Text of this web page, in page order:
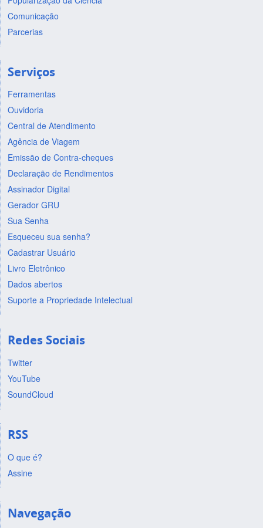
Comunicação
Parcerias
Serviços
Ferramentas
Ouvidoria
Central de Atendimento
Agência de Viagem
Emissão de Contra-cheques
Declaração de Rendimentos
Assinador Digital
Gerador GRU
Sua Senha
Esqueceu sua senha?
Cadastrar Usuário
Livro Eletrônico
Dados abertos
Suporte a Propriedade Intelectual
Redes Sociais
Twitter
YouTube
SoundCloud
RSS
O que é?
Assine
Navegação